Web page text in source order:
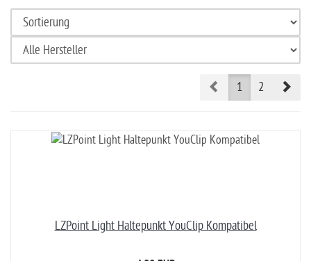
Prev1 2
LZPoint Light Haltepunkt YouClip Kompatibel